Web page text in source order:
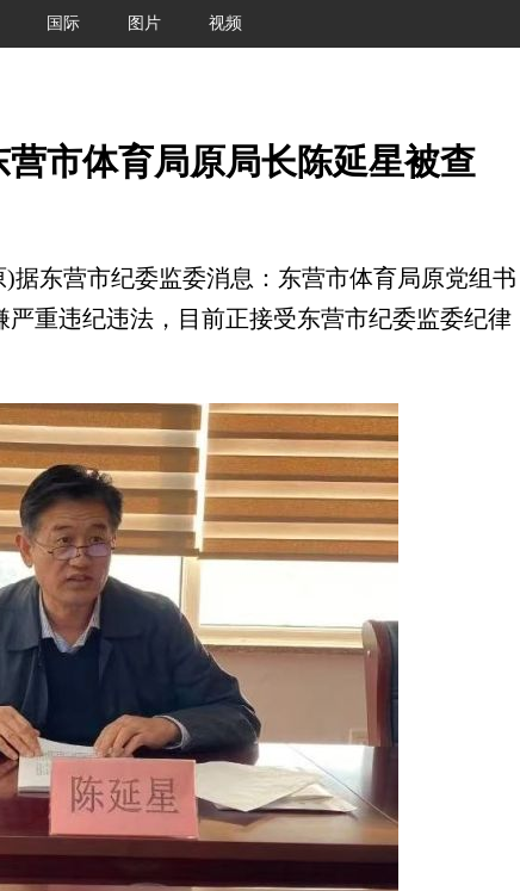
国际 图片 视频
市体育局原局长陈延星被查
东营市纪委监委消息：东营市体育局原党组书
重违纪违法，目前正接受东营市纪委监委纪律